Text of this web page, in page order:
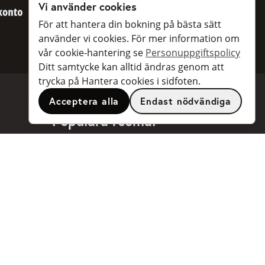
BankID
Populära resmål
Vi använder cookies
För att hantera din bokning på bästa sätt
använder vi cookies. För mer information om
vår cookie-hantering se Personuppgiftspolicy
Ditt samtycke kan alltid ändras genom att
trycka på Hantera cookies i sidfoten.
Acceptera alla Endast nödvändiga